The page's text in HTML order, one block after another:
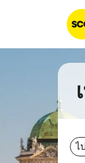
ไ